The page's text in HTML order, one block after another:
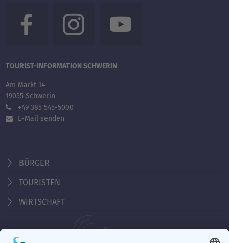
TOURIST-INFORMATION SCHWERIN
Am Markt 14
19055 Schwerin
+49 385 545-5000
E-Mail senden
BÜRGER
TOURISTEN
WIRTSCHAFT